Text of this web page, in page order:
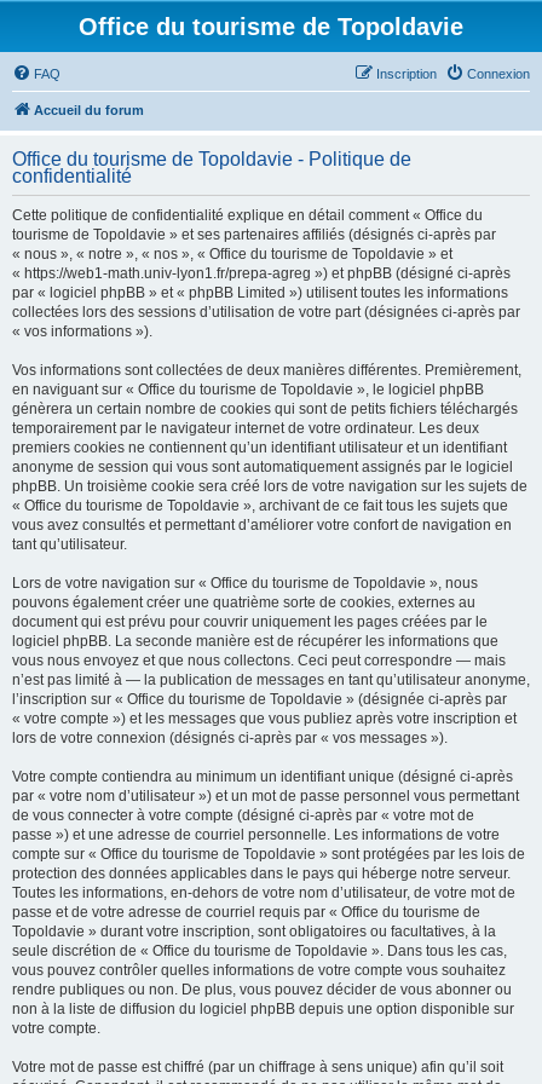
Office du tourisme de Topoldavie
FAQ Connexion
Inscription
Accueil du forum
Office du tourisme de Topoldavie - Politique de
confidentialité
Cette politique de confidentialité explique en détail comment « Office du
tourisme de Topoldavie » et ses partenaires affiliés (désignés ci-après par
« nous », « notre », « nos », « Office du tourisme de Topoldavie » et
« https://web1-math.univ-lyon1.fr/prepa-agreg ») et phpBB (désigné ci-après
par « logiciel phpBB » et « phpBB Limited ») utilisent toutes les informations
collectées lors des sessions d’utilisation de votre part (désignées ci-après par
« vos informations »).
Vos informations sont collectées de deux manières différentes. Premièrement,
en naviguant sur « Office du tourisme de Topoldavie », le logiciel phpBB
génèrera un certain nombre de cookies qui sont de petits fichiers téléchargés
temporairement par le navigateur internet de votre ordinateur. Les deux
premiers cookies ne contiennent qu’un identifiant utilisateur et un identifiant
anonyme de session qui vous sont automatiquement assignés par le logiciel
phpBB. Un troisième cookie sera créé lors de votre navigation sur les sujets de
« Office du tourisme de Topoldavie », archivant de ce fait tous les sujets que
vous avez consultés et permettant d’améliorer votre confort de navigation en
tant qu’utilisateur.
Lors de votre navigation sur « Office du tourisme de Topoldavie », nous
pouvons également créer une quatrième sorte de cookies, externes au
document qui est prévu pour couvrir uniquement les pages créées par le
logiciel phpBB. La seconde manière est de récupérer les informations que
vous nous envoyez et que nous collectons. Ceci peut correspondre — mais
n’est pas limité à — la publication de messages en tant qu’utilisateur anonyme,
l’inscription sur « Office du tourisme de Topoldavie » (désignée ci-après par
« votre compte ») et les messages que vous publiez après votre inscription et
lors de votre connexion (désignés ci-après par « vos messages »).
Votre compte contiendra au minimum un identifiant unique (désigné ci-après
par « votre nom d’utilisateur ») et un mot de passe personnel vous permettant
de vous connecter à votre compte (désigné ci-après par « votre mot de
passe ») et une adresse de courriel personnelle. Les informations de votre
compte sur « Office du tourisme de Topoldavie » sont protégées par les lois de
protection des données applicables dans le pays qui héberge notre serveur.
Toutes les informations, en-dehors de votre nom d’utilisateur, de votre mot de
passe et de votre adresse de courriel requis par « Office du tourisme de
Topoldavie » durant votre inscription, sont obligatoires ou facultatives, à la
seule discrétion de « Office du tourisme de Topoldavie ». Dans tous les cas,
vous pouvez contrôler quelles informations de votre compte vous souhaitez
rendre publiques ou non. De plus, vous pouvez décider de vous abonner ou
non à la liste de diffusion du logiciel phpBB depuis une option disponible sur
votre compte.
Votre mot de passe est chiffré (par un chiffrage à sens unique) afin qu’il soit